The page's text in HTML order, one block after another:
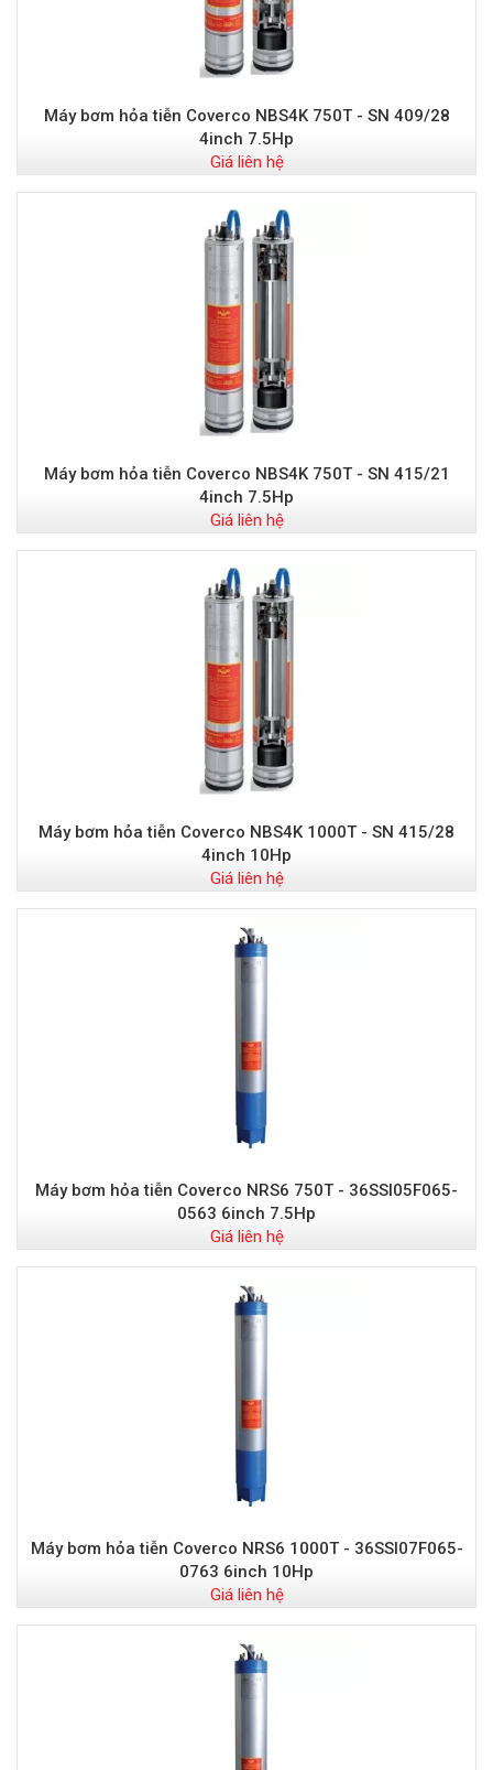
Máy bơm hỏa tiễn Coverco NBS4K 750T - SN 409/28
4inch 7.5Hp
Giá liên hệ
Máy bơm hỏa tiễn Coverco NBS4K 750T - SN 415/21
4inch 7.5Hp
Giá liên hệ
Máy bơm hỏa tiễn Coverco NBS4K 1000T - SN 415/28
4inch 10Hp
Giá liên hệ
Máy bơm hỏa tiễn Coverco NRS6 750T - 36SSI05F065-
0563 6inch 7.5Hp
Giá liên hệ
Máy bơm hỏa tiễn Coverco NRS6 1000T - 36SSI07F065-
0763 6inch 10Hp
Giá liên hệ